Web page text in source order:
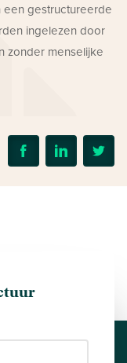
gestructureerde
ingelezen door
zonder menselijke